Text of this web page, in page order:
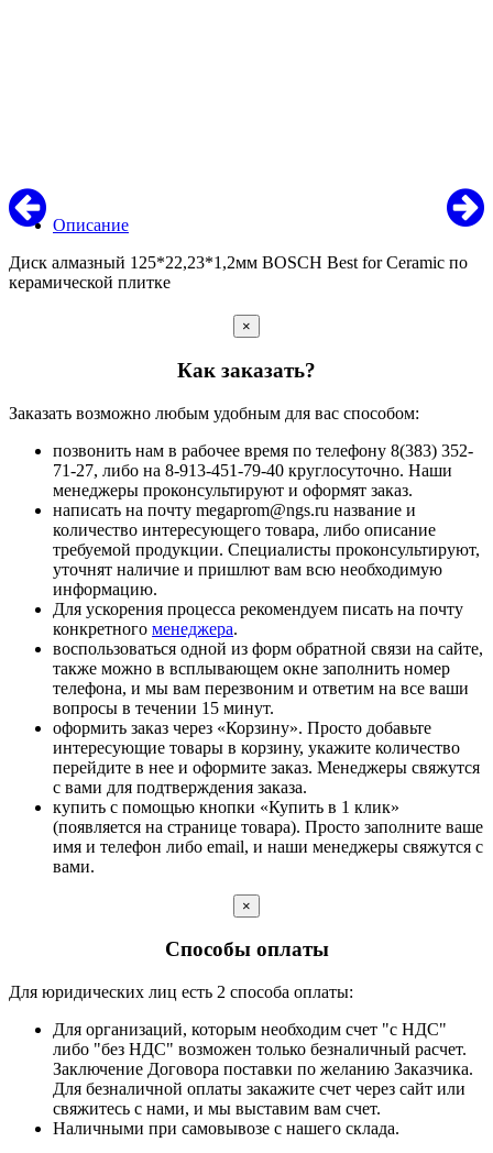
Описание
Диск алмазный 125*22,23*1,2мм BOSCH Best for Ceramic по
керамической плитке
×
Как заказать?
Заказать возможно любым удобным для вас способом:
позвонить нам в рабочее время по телефону 8(383) 352-
71-27, либо на 8-913-451-79-40 круглосуточно. Наши
менеджеры проконсультируют и оформят заказ.
написать на почту megaprom@ngs.ru название и
количество интересующего товара, либо описание
требуемой продукции. Специалисты проконсультируют,
уточнят наличие и пришлют вам всю необходимую
информацию.
Для ускорения процесса рекомендуем писать на почту
конкретного менеджера.
воспользоваться одной из форм обратной связи на сайте,
также можно в всплывающем окне заполнить номер
телефона, и мы вам перезвоним и ответим на все ваши
вопросы в течении 15 минут.
оформить заказ через «Корзину». Просто добавьте
интересующие товары в корзину, укажите количество
перейдите в нее и оформите заказ. Менеджеры свяжутся
с вами для подтверждения заказа.
купить с помощью кнопки «Купить в 1 клик»
(появляется на странице товара). Просто заполните ваше
имя и телефон либо email, и наши менеджеры свяжутся с
вами.
×
Способы оплаты
Для юридических лиц есть 2 способа оплаты:
Для организаций, которым необходим счет "с НДС"
либо "без НДС" возможен только безналичный расчет.
Заключение Договора поставки по желанию Заказчика.
Для безналичной оплаты закажите счет через сайт или
свяжитесь с нами, и мы выставим вам счет.
Наличными при самовывозе с нашего склада.